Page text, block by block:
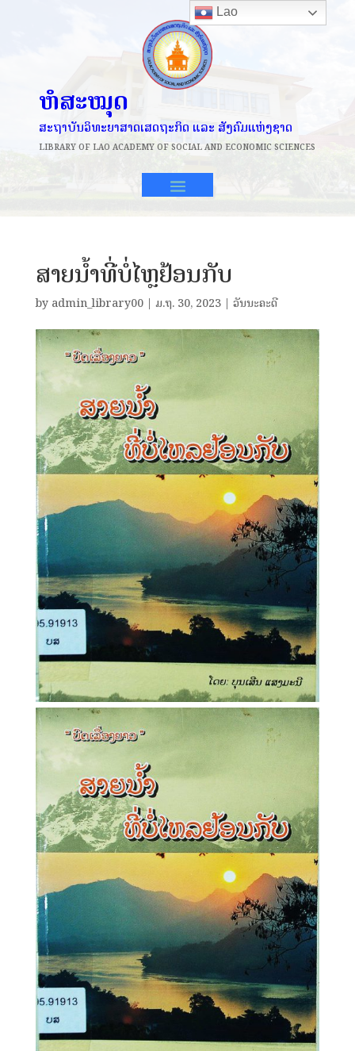
ຫໍສະໝຸດ
ສະຖາບັນວິທະຍາສາດເສດຖະກິດ ແລະ ສັງຄົມແຫ່ງຊາດ
LIBRARY OF LAO ACADEMY OF SOCIAL AND ECONOMIC SCIENCES
ສາຍນ້ຳທີ່ບໍ່ໄຫຼຢ້ອນກັບ
by admin_library00| ມ.ຖ. 30, 2023| ວັນນະຄະດີ
Lao